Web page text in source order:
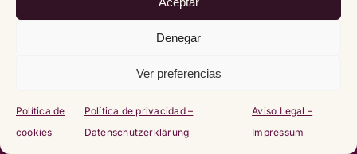
Denegar
Ver preferencias
Política de
cookies
Política de privacidad –
Datenschutzerklärung
Aviso Legal –
Impressum